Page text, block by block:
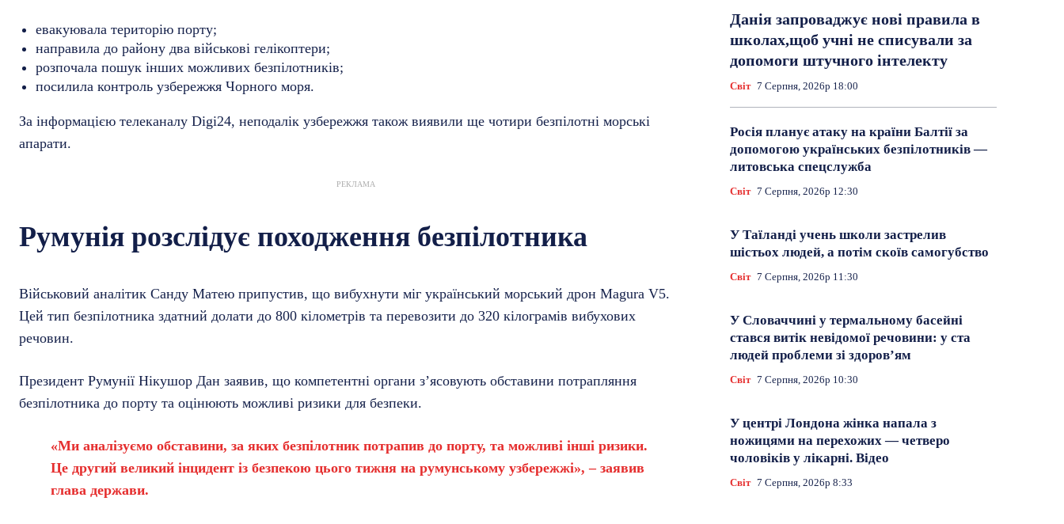
евакуювала територію порту;
направила до району два військові гелікоптери;
розпочала пошук інших можливих безпілотників;
посилила контроль узбережжя Чорного моря.
За інформацією телеканалу Digi24, неподалік узбережжя також виявили ще чотири безпілотні морські
апарати.
РЕКЛАМА
Румунія розслідує походження безпілотника
Військовий аналітик Санду Матею припустив, що вибухнути міг український морський дрон Magura V5.
Цей тип безпілотника здатний долати до 800 кілометрів та перевозити до 320 кілограмів вибухових
речовин.
Президент Румунії Нікушор Дан заявив, що компетентні органи з’ясовують обставини потрапляння
безпілотника до порту та оцінюють можливі ризики для безпеки.
«Ми аналізуємо обставини, за яких безпілотник потрапив до порту, та можливі інші ризики.
Це другий великий інцидент із безпекою цього тижня на румунському узбережжі», – заявив
глава держави.
Данія запроваджує нові правила в
школах,щоб учні не списували за
допомоги штучного інтелекту
Світ 7 Серпня, 2026р 18:00
Росія планує атаку на країни Балтії за
допомогою українських безпілотників —
литовська спецслужба
Світ 7 Серпня, 2026р 12:30
У Таїланді учень школи застрелив
шістьох людей, а потім скоїв самогубство
Світ 7 Серпня, 2026р 11:30
У Словаччині у термальному басейні
стався витік невідомої речовини: у ста
людей проблеми зі здоров’ям
Світ 7 Серпня, 2026р 10:30
У центрі Лондона жінка напала з
ножицями на перехожих — четверо
чоловіків у лікарні. Відео
Світ 7 Серпня, 2026р 8:33